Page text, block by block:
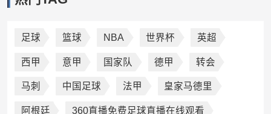
足球 篮球 NBA 世界杯 英超
西甲 意甲 国家队 德甲 转会
马刺 中国足球 法甲 皇家马德里
阿根廷 360直播免费足球直播在线观看